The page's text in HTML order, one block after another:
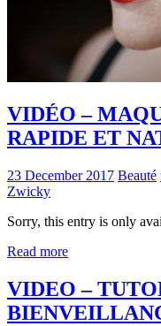
VIDÉO –
RAPIDE ET
23 December 2017 Beauté
Zwicky
Sorry, this entry is only
Read more
VIDEO –